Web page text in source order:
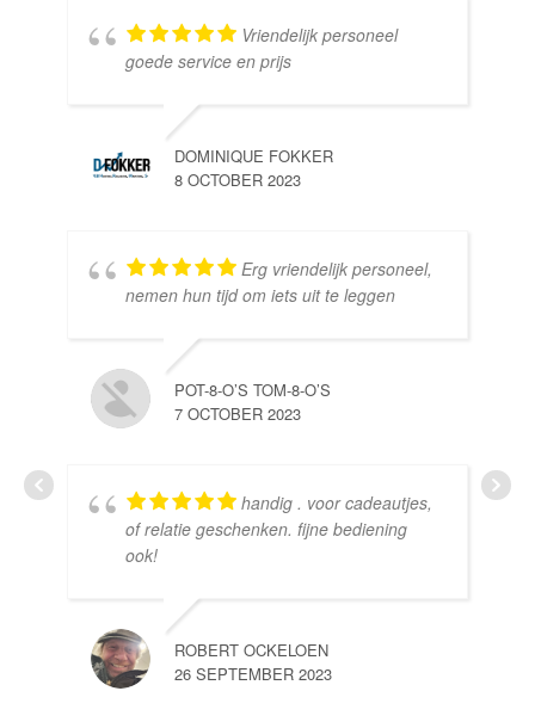
Vriendelijk personeel
goede service en prijs
DOMINIQUE FOKKER
8 OCTOBER 2023
Erg vriendelijk personeel,
nemen hun tijd om iets uit te leggen
POT-8-O’S TOM-8-O’S
7 OCTOBER 2023
handig . voor cadeautjes,
of relatie geschenken. fijne bediening
ook!
ROBERT OCKELOEN
26 SEPTEMBER 2023